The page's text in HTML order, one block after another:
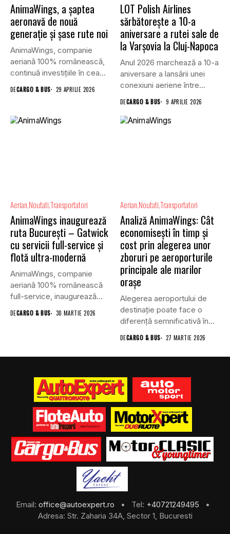
AnimaWings, a șaptea
aeronavă de nouă
generație și șase rute noi
AnimaWings, companie
aeriană 100% românească,
continuă investițiile în cea
DECARGO & BUS 29 APRILIE 2026
LOT Polish Airlines
sărbătorește a 10-a
aniversare a rutei sale de
la Varșovia la Cluj-Napoca
Anul 2026 marchează a 10-a
aniversare a lansării unei
conexiuni aeriene între...
DECARGO & BUS 9 APRILIE 2026
Aerian NoutatiTransportatori
AnimaWings inaugurează
ruta Bucureşti – Gatwick
cu servicii full-service și
flotă ultra-modernă
AnimaWings, companie
aeriană 100% românească
full-service, inaugurează
oficial singura conexiune
directă dintre...
DECARGO & BUS 30 MARTIE 2026
Aerian NoutatiTransportatori
Analiză AnimaWings: Cât
economiseşti în timp și
cost prin alegerea unor
zboruri pe aeroporturile
principale ale marilor
oraşe
Alegerea aeroportului de
destinație poate face o
diferență semnificativă în
experiența şi...
DECARGO & BUS 27 MARTIE 2026
Email: office@autoexpert.ro • Tel: +40721249495
•
Adresa: Str. Zaharia 34A, Sector 1, Bucuresti